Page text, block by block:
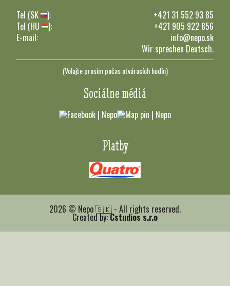
Tel (SK
):
+421 31 552 93 85
Tel (HU
):
+421 905 922 856
E-mail:
info@nepo.sk
Wir sprechen Deutsch.
(Volajte prosím počas otváracích hodín)
Sociálne médiá
Platby
2026 © Nepo 🇸🇰 - All rights reserved.
Created by: Cstudios s.r.o